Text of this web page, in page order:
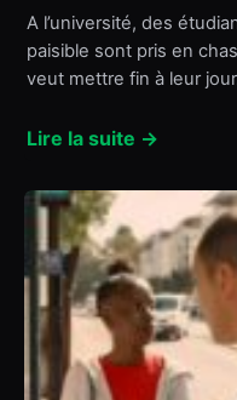
A l’université, des
paisible sont pris en
veut mettre fin à leur
Lire la suite →